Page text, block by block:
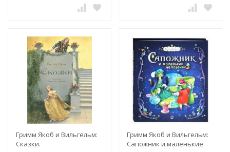
Гримм Якоб и Вильгельм:
Сказки.
Гримм Якоб и Вильгельм:
Сапожник и маленькие